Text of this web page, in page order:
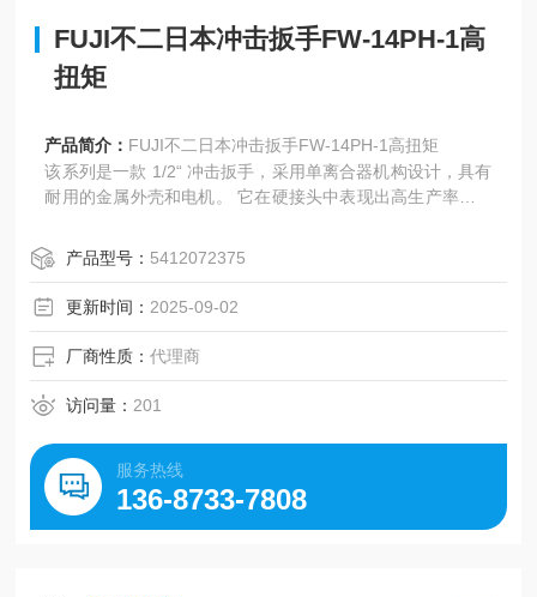
FUJI不二日本冲击扳手FW-14PH-1高
扭矩
产品简介： FUJI不二日本冲击扳手FW-14PH-1高扭矩
该系列是一款 1/2“ 冲击扳手，采用单离合器机构设计，具有
耐用的金属外壳和电机。 它在硬接头中表现出高生产率。 F
定器。 该系列还提供适用于所有市场的 PT 和 NPT 入口。
产品型号： 5412072375
更新时间： 2025-09-02
厂商性质：代理商
访问量： 201
服务热线
136-8733-7808